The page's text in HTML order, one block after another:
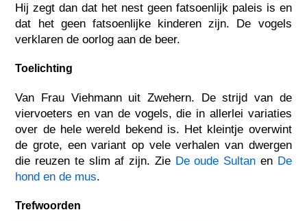
Hij zegt dan dat het nest geen fatsoenlijk paleis is en
dat het geen fatsoenlijke kinderen zijn. De vogels
verklaren de oorlog aan de beer.
Toelichting
Van Frau Viehmann uit Zwehern. De strijd van de
viervoeters en van de vogels, die in allerlei variaties
over de hele wereld bekend is. Het kleintje overwint
de grote, een variant op vele verhalen van dwergen
die reuzen te slim af zijn. Zie De oude Sultan en De
hond en de mus.
Trefwoorden